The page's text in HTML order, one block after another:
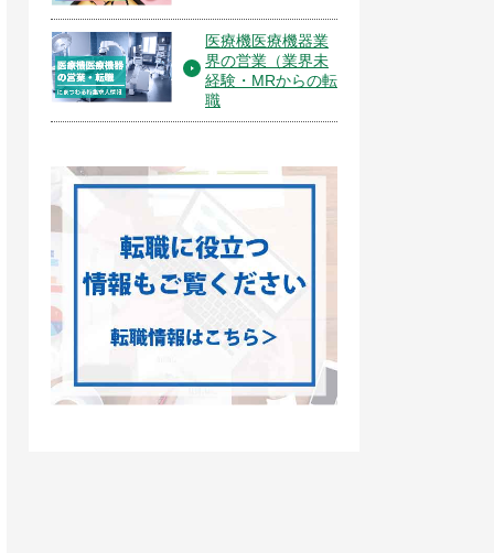
医療機医療機器業
界の営業（業界未
経験・MRからの転
職